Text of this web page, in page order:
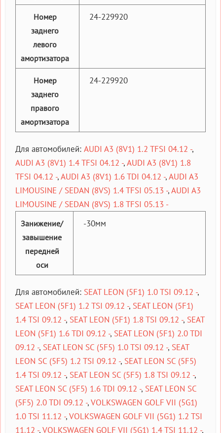
Номер
заднего
левого
амортизатора
24-229920
Номер
заднего
правого
амортизатора
24-229920
Для автомобилей: AUDI A3 (8V1) 1.2 TFSI 04.12 -,
AUDI A3 (8V1) 1.4 TFSI 04.12 -,AUDI A3 (8V1) 1.8
TFSI 04.12 -,AUDI A3 (8V1) 1.6 TDI 04.12 -,AUDI A3
LIMOUSINE / SEDAN (8VS) 1.4 TFSI 05.13 -,AUDI A3
LIMOUSINE / SEDAN (8VS) 1.8 TFSI 05.13 -
Занижение/
завышение
передней
оси
-30мм
Для автомобилей: SEAT LEON (5F1) 1.0 TSI 09.12 -,
SEAT LEON (5F1) 1.2 TSI 09.12 -, SEAT LEON (5F1)
1.4 TSI 09.12 -, SEAT LEON (5F1) 1.8 TSI 09.12 -, SEAT
LEON (5F1) 1.6 TDI 09.12 -, SEAT LEON (5F1) 2.0 TDI
09.12 -, SEAT LEON SC (5F5) 1.0 TSI 09.12 -, SEAT
LEON SC (5F5) 1.2 TSI 09.12 -, SEAT LEON SC (5F5)
1.4 TSI 09.12 -, SEAT LEON SC (5F5) 1.8 TSI 09.12 -,
SEAT LEON SC (5F5) 1.6 TDI 09.12 -, SEAT LEON SC
(5F5) 2.0 TDI 09.12 -,VOLKSWAGEN GOLF VII (5G1)
1.0 TSI 11.12 -,VOLKSWAGEN GOLF VII (5G1) 1.2 TSI
11.12 -,VOLKSWAGEN GOLF VII (5G1) 1.4 TSI 11.12 -,